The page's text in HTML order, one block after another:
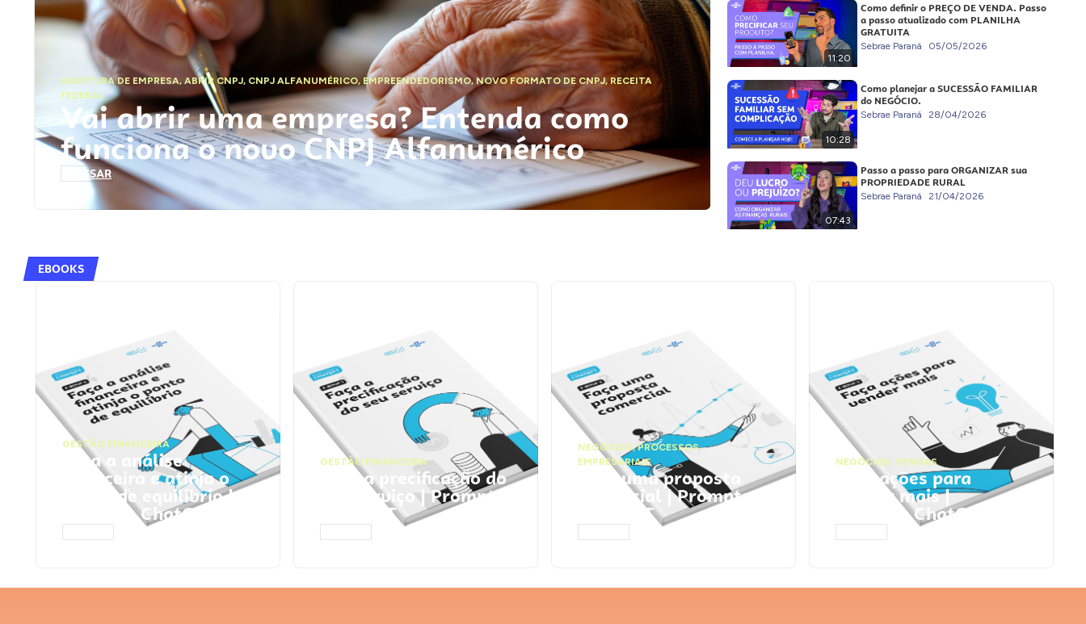
ABERTURA DE EMPRESA,ABRIR CNPJ, CNPJ ALFANUMÉRICO, EMPREENDEDORISMO,NOVO FORMATO DE CNPJ,RECEITA
FEDERAL
Vai abrir uma empresa? Entenda como
funciona o novo CNPJ Alfanumérico
ACESSAR
11:20
Como definir o PREÇO DE VENDA. Passo
a passo atualizado com PLANILHA
GRATUITA
Sebrae Paraná 05/05/2026
10:28
Como planejar a SUCESSÃO FAMILIAR
do NEGÓCIO.
Sebrae Paraná 28/04/2026
07:43
Passo a passo para ORGANIZAR sua
PROPRIEDADE RURAL
Sebrae Paraná 21/04/2026
EBOOKS
GESTÃO FINANCEIRA
Faça a análise
financeira e atinja o
ponto de equilíbrio |
Prompts ChatGPT
GESTÃO FINANCEIRA
Faça a precificação do
seu serviço | Prompts
ChatGPT
NEGÓCIOS,PROCESSOS
EMPRESARIAIS
Faça uma proposta
comercial | Prompts
ChatGPT
NEGÓCIOS, VENDAS
Faça ações para
vender mais |
Prompts ChatGPT